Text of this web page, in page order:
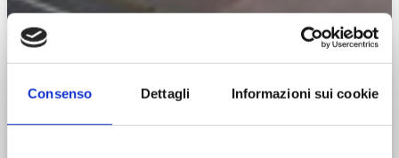
Consenso Dettagli Informazioni sui cookie